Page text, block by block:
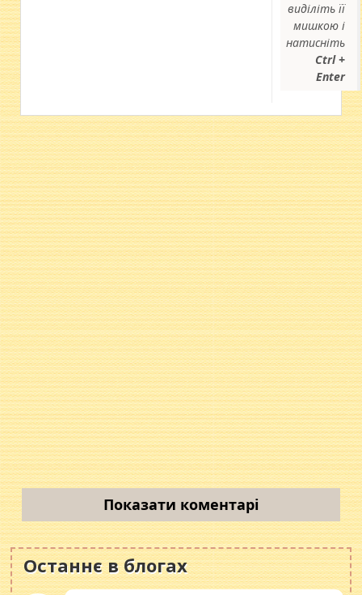
виділіть її
мишкою і
натисніть
Ctrl +
Enter
Показати коментарі
Останнє в блогах